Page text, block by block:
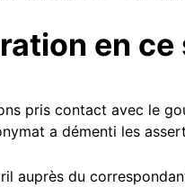
en ce
pris contact avec le
a démenti les
auprès du